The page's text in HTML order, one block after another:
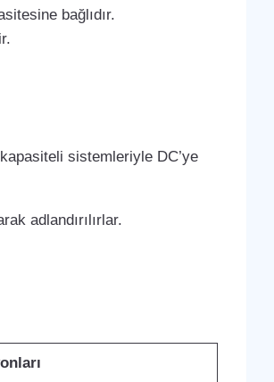
bağlıdır.
sistemleriyle DC’ye
adlandırılırlar.